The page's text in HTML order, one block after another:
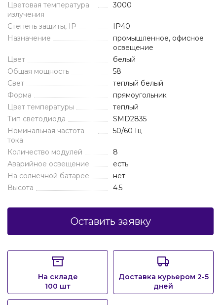
Цветовая температура
излучения
3000
Степень защиты, IP
IP40
Назначение
промышленное, офисное
освещение
Цвет
белый
Общая мощность
58
Свет
теплый белый
Форма
прямоугольник
Цвет температуры
теплый
Тип светодиода
SMD2835
Номинальная частота
тока
50/60 Гц
Количество модулей
8
Аварийное освещение
есть
На солнечной батарее
нет
Высота
4.5
Оставить заявку
На складе
100 шт
Доставка курьером 2-5
дней